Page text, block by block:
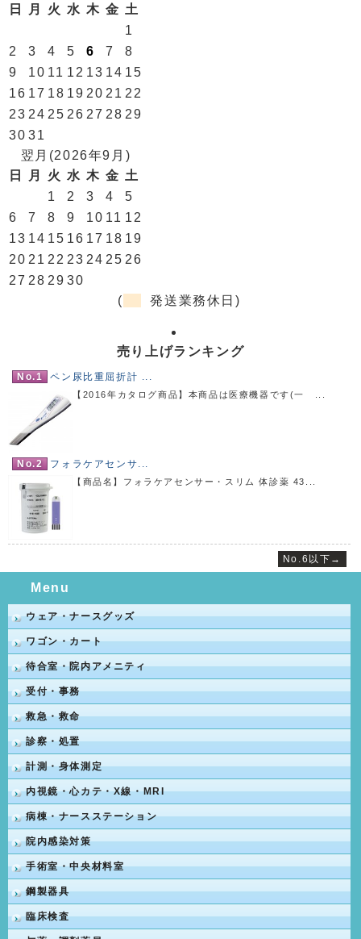
日 月 火 水 木 金 土
1
2
3 4 5 6 7
8
9
10 11 12 13 14 15
16 17 18 19 20 21 22
23 24 25 26 27 28 29
30 31
翌月(2026年9月)
日
月 火 水 木 金 土
1
2 3 4
5
6
7 8 9 10 11 12
13 14 15 16 17 18 19
20 21 22 23 24 25 26
27 28 29 30
(
発送業務休日)
売り上げランキング
No.1 ペン尿比重屈折計 ...
【2016年カタログ商品】本商品は医療機器です(一 ...
No.2 フォラケアセンサ...
【商品名】フォラケアセンサー・スリム 体診薬 43...
No.6以下→
Menu
ウェア・ナースグッズ
ワゴン・カート
待合室・院内アメニティ
受付・事務
救急・救命
診察・処置
計測・身体測定
内視鏡・心カテ・X線・MRI
病棟・ナースステーション
院内感染対策
手術室・中央材料室
鋼製器具
臨床検査